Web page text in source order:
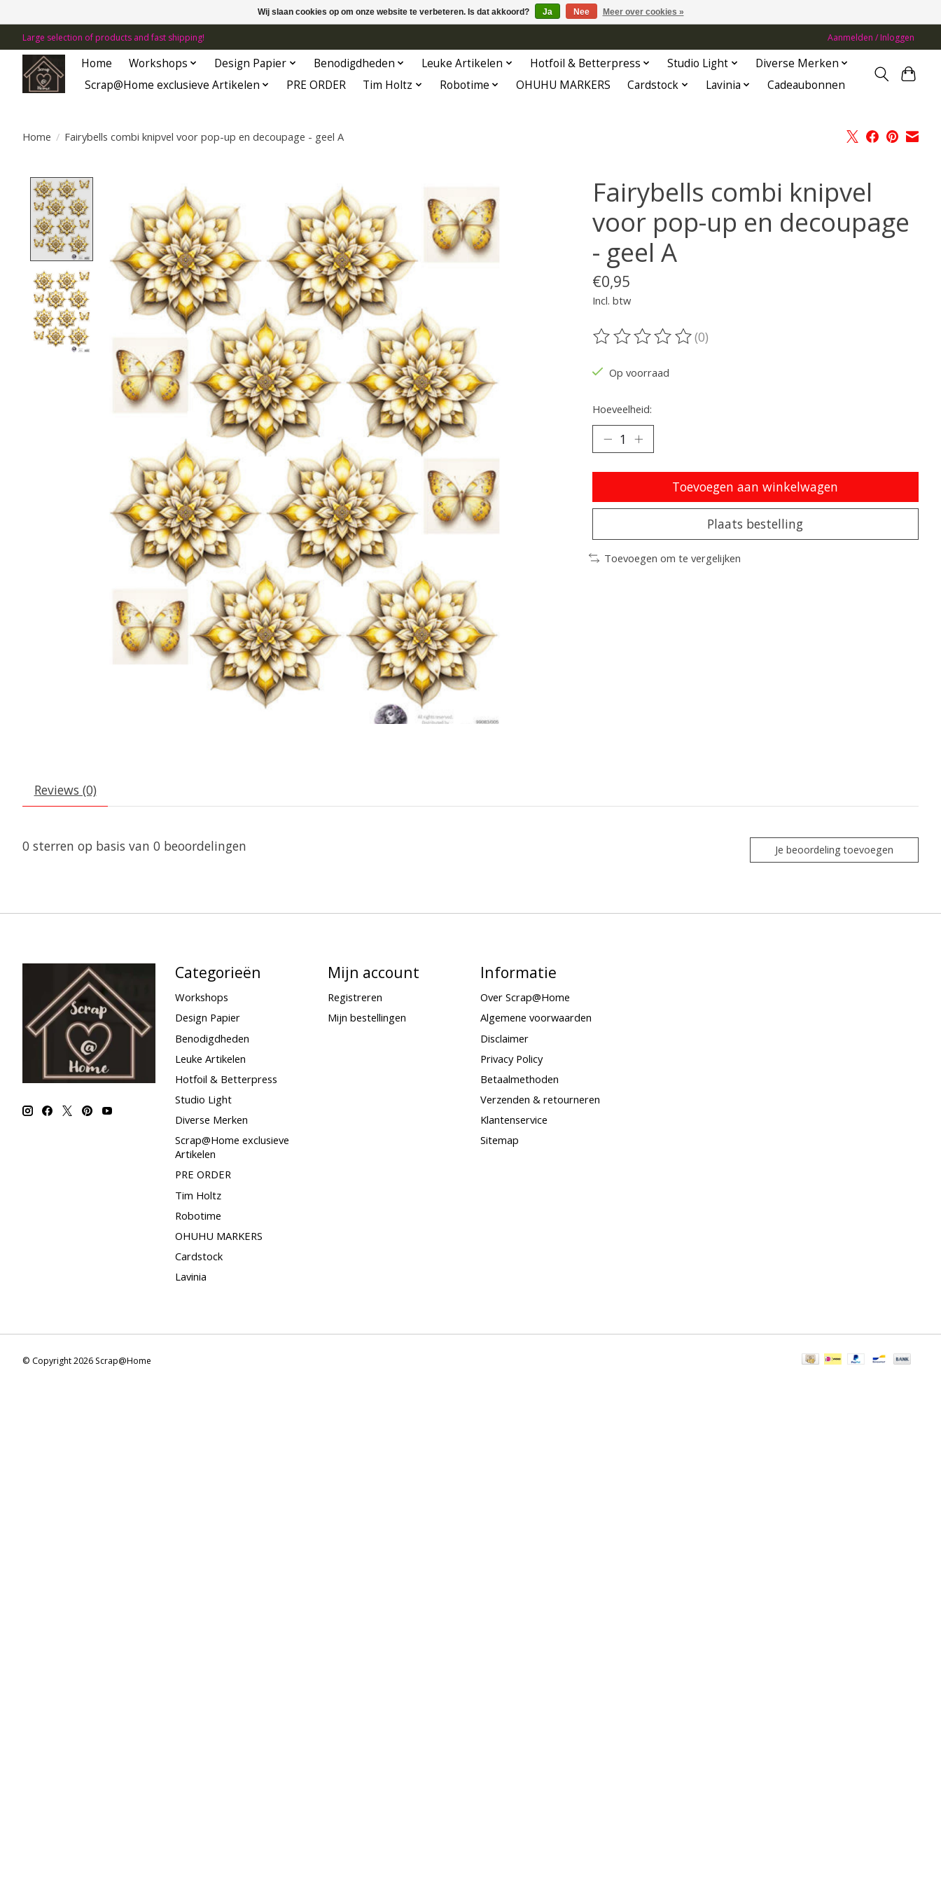
Large selection of products and fast shipping! Aanmelden / Inloggen
Home Workshops Design Papier Benodigdheden Leuke Artikelen Hotfoil & Betterpress Studio Light
Diverse Merken
Scrap@Home exclusieve Artikelen
PRE ORDER Tim Holtz Robotime OHUHU MARKERS Cardstock Lavinia Cadeaubonnen
Home / Fairybells combi knipvel voor pop-up en decoupage - geel A
Product image slideshow Items
Fairybells combi knipvel
voor pop-up en decoupage
- geel A
€0,95
Incl. btw
De beoordeling van dit product is
(0)
Op voorraad
Hoeveelheid:
Toevoegen aan winkelwagen
Plaats bestelling
Toevoegen om te vergelijken
Reviews (0)
0 sterren op basis van 0 beoordelingen Je beoordeling toevoegen
Categorieën
Workshops
Design Papier
Benodigdheden
Leuke Artikelen
Hotfoil & Betterpress
Studio Light
Diverse Merken
Scrap@Home exclusieve
Artikelen
PRE ORDER
Tim Holtz
Robotime
OHUHU MARKERS
Cardstock
Lavinia
Mijn account
Registreren
Mijn bestellingen
Informatie
Over Scrap@Home
Algemene voorwaarden
Disclaimer
Privacy Policy
Betaalmethoden
Verzenden & retourneren
Klantenservice
Sitemap
© Copyright 2026 Scrap@Home
Wij slaan cookies op om onze website te verbeteren. Is dat akkoord? Ja Nee Meer over cookies »